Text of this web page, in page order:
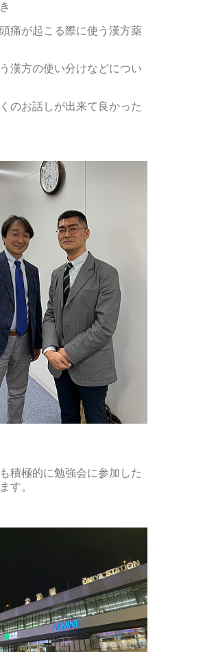
痛が起こる際に使う漢方薬
漢方の使い分けなどについ
のお話しが出来て良かった
積極的に勉強会に参加した
す。